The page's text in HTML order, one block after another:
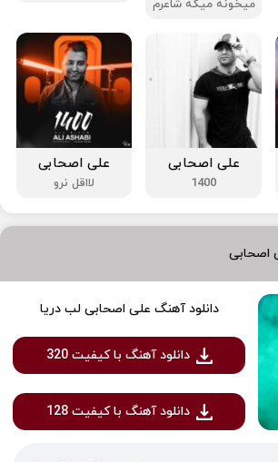
میخونه میگه شاعرم
علی اصحابی
1400
علی اصحابی
لااقل نرو
اصحابی
دانلود آهنگ علی اصحابی لب دریا
دانلود آهنگ با کیفیت 320
دانلود آهنگ با کیفیت 128